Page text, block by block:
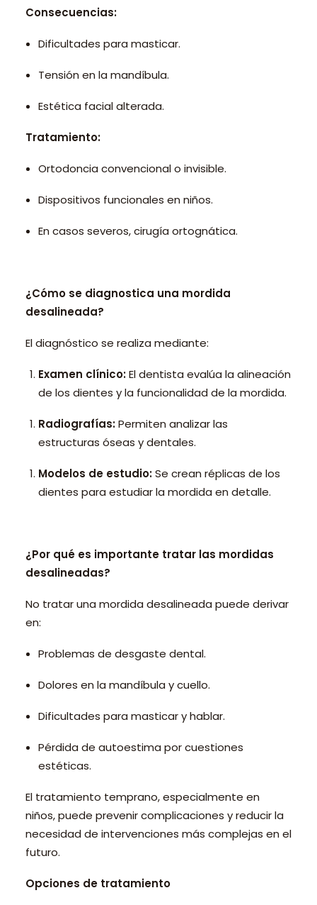
Consecuencias:
Dificultades para masticar.
Tensión en la mandíbula.
Estética facial alterada.
Tratamiento:
Ortodoncia convencional o invisible.
Dispositivos funcionales en niños.
En casos severos, cirugía ortognática.
¿Cómo se diagnostica una mordida
desalineada?
El diagnóstico se realiza mediante:
Examen clínico:El dentista evalúa la alineación
de los dientes y la funcionalidad de la mordida.
Radiografías:Permiten analizar las
estructuras óseas y dentales.
Modelos de estudio:Se crean réplicas de los
dientes para estudiar la mordida en detalle.
¿Por qué es importante tratar las mordidas
desalineadas?
No tratar una mordida desalineada puede derivar
en:
Problemas de desgaste dental.
Dolores en la mandíbula y cuello.
Dificultades para masticar y hablar.
Pérdida de autoestima por cuestiones
estéticas.
El tratamiento temprano, especialmente en
niños, puede prevenir complicaciones y reducir la
necesidad de intervenciones más complejas en el
futuro.
Opciones de tratamiento